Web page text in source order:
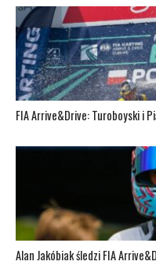
FIA Arrive&Drive: Turoboyski i
Alan Jakóbiak śledzi FIA